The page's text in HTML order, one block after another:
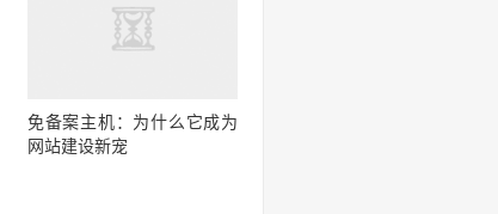
免备案主机：为什么它成为
网站建设新宠